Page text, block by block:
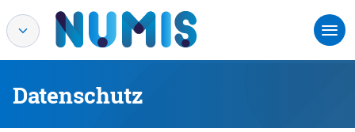
Datenschutz